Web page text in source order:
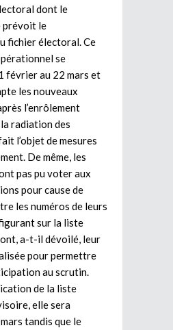
dont le
prévoit le
fichier électoral. Ce
se
février au 22 mars et
les nouveaux
l’enrôlement
radiation des
l’objet de mesures
De même, les
pas pu voter aux
pour cause de
les numéros de leurs
sur la liste
a-t-il dévoilé, leur
pour permettre
au scrutin.
de la liste
elle sera
tandis que le